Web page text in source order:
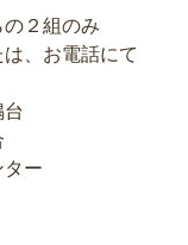
２組のみ
、お電話にて
ー